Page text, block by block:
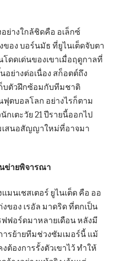
ย่างใกล้ชิดคือ อเล็กซ์
ของ บอร์นมัธ ที่ยูไนเต็ดจับตา
ดดเด่นของเขาเมื่อฤดูกาลที่
ย่างต่อเนื่อง สก็อตต์ถึง
บตัวฝึกซ้อมกับทีมชาติ
ตบอลโลก อย่างไรก็ตาม
เตะวัย 21 ปีรายนี้ออกไป
เสนอสัญญาใหม่ที่อาจมา
นข่ายพิจารณา
นเชสเตอร์ ยูไนเต็ด คือ ออ
งของ เรอัล มาดริด ที่ตกเป็น
ฟอร์ดมาหลายเดือน หลังมี
ารย้ายทีมช่วงซัมเมอร์นี้ แม้
ต้องการรั้งตัวเขาไว้ ทำให้